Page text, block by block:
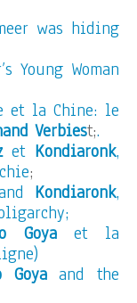
was hiding
Young Woman
et la Chine: le
Verbiest;.
et Kondiaronk,
;
Kondiaronk,
Goyaet la
Goyaand the